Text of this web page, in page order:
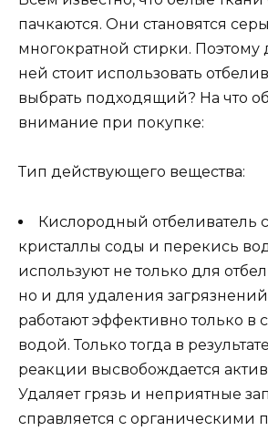
пачкаются. Они становятся
многократной стирки. Поэтому
ней стоит использовать
выбрать подходящий? На что
внимание при покупке:
Тип действующего вещества:
Кислородный отбеливатель
кристаллы соды и перекись
используют не только для
но и для удаления
работают эффективно только в
водой. Только тогда в
реакции высвобождается
Удаляет грязь и неприятные
справляется с органическими